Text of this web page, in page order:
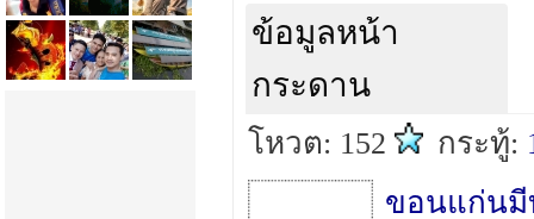
ข้อมูลหน้า
กระดาน
โหวต: 152 กระทู้:
ขอนแก่นมี